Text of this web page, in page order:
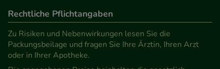
betreiben.
Statistik & Tracking:Hierüber lassen sich
Informationen über die Art und Weise der Nutzung
unserer Website sammeln, mit deren Hilfe wir
Rechtliche Pflichtangaben
Zu Risiken und Nebenwirkungen lesen Sie die
Packungsbeilage und fragen Sie Ihre Ärztin, Ihren Arzt
oder in Ihrer Apotheke.